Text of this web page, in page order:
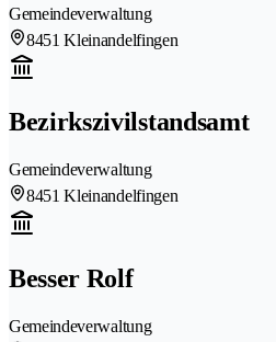
Gemeindeverwaltung
8451 Kleinandelfingen
Bezirkszivilstandsamt
Gemeindeverwaltung
8451 Kleinandelfingen
Besser Rolf
Gemeindeverwaltung